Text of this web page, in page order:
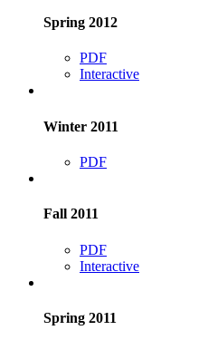
Spring 2012
PDF
Interactive
Winter 2011
PDF
Fall 2011
PDF
Interactive
Spring 2011